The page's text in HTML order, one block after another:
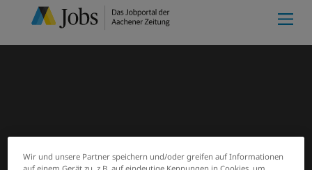
Wir und unsere Partner speichern und/oder greifen auf Informationen